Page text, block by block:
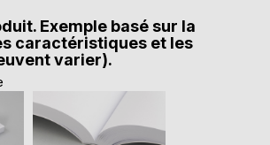
Exemple basé sur la
caractéristiques et les
varier).